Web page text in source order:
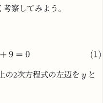
察してみよう。
の2次方程式の左辺を
と